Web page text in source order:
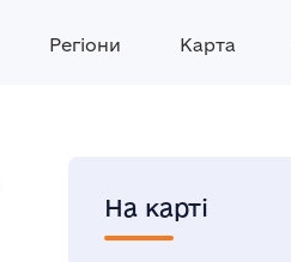
Регіони Карта
На карті